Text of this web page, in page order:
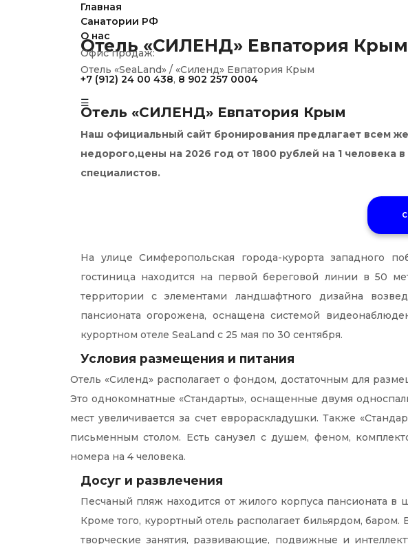
Главная
Санатории РФ
О нас
Офис продаж:
+7 (912) 24 00 438, 8 902 257 0004
☰
Отель «СИЛЕНД» Евпатория Крым
Отель «SeaLand» / «Силенд» Евпатория Крым
Отель «СИЛЕНД» Евпатория Крым
Наш официальный сайт бронирования предлагает всем
недорого,цены на 2026 год от 1800 рублей на 1
специалистов.
На улице Симферопольская города-курорта западного
гостиница находится на первой береговой линии в 50
территории с элементами ландшафтного дизайна
пансионата огорожена, оснащена системой
курортном отеле SeaLand с 25 мая по 30 сентября.
Условия размещения и питания
Отель «Силенд» располагает о фондом, достаточным для
Это однокомнатные «Стандарты», оснащенные двумя
мест увеличивается за счет еврораскладушки. Также
письменным столом. Есть санузел с душем, феном,
номера на 4 человека.
Досуг и развлечения
Песчаный пляж находится от жилого корпуса пансионата в
Кроме того, курортный отель располагает бильярдом,
творческие занятия, развивающие, подвижные и